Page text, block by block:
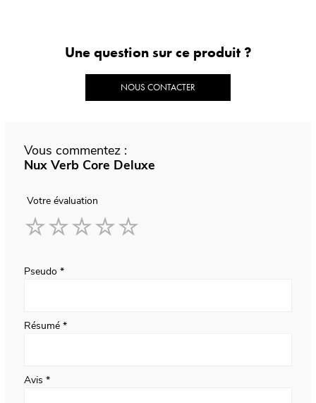
Une question sur ce produit ?
NOUS CONTACTER
Vous commentez :
Nux Verb Core Deluxe
Votre évaluation
Pseudo
Résumé
Avis